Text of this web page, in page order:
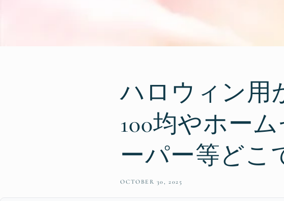
ハロウィン用
100均やホー
ーパー等どこ
OCTOBER 30, 2025